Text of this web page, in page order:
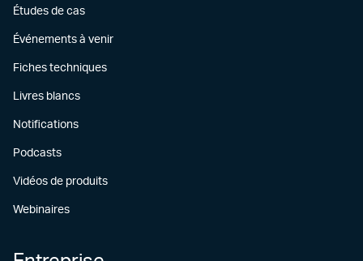
Études de cas
Événements à venir
Fiches techniques
Livres blancs
Notifications
Podcasts
Vidéos de produits
Webinaires